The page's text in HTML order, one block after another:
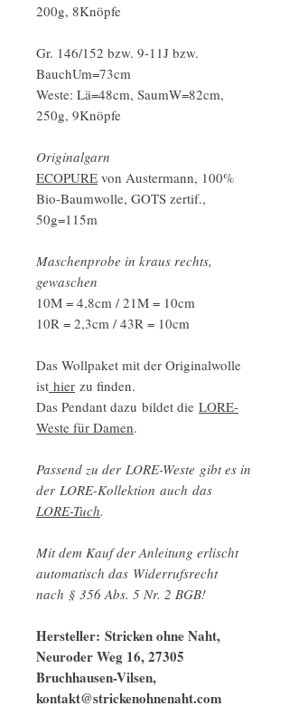
200g, 8Knöpfe
Gr. 146/152 bzw. 9-11J bzw.
BauchUm=73cm
Weste: Lä=48cm, SaumW=82cm,
250g, 9Knöpfe
Originalgarn
ECOPURE von Austermann, 100%
Bio-Baumwolle, GOTS zertif.,
50g=115m
Maschenprobe in kraus rechts,
gewaschen
10M = 4,8cm / 21M = 10cm
10R = 2,3cm / 43R = 10cm
Das Wollpaket mit der Originalwolle
ist hier zu finden.
Das Pendant dazu bildet die LORE-
Weste für Damen.
Passend zu der LORE-Weste gibt es in
der LORE-Kollektion auch das
LORE-Tuch.
Mit dem Kauf der Anleitung erlischt
automatisch das Widerrufsrecht
nach § 356 Abs. 5 Nr. 2 BGB!
Hersteller: Stricken ohne Naht,
Neuroder Weg 16, 27305
Bruchhausen-Vilsen,
kontakt@strickenohnenaht.com